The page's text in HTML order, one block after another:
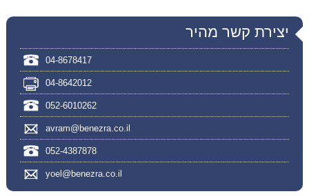
יצירת קשר מהיר
04-8678417
04-8642012
052-6010262
avram@benezra.co.il
052-4387878
yoel@benezra.co.il